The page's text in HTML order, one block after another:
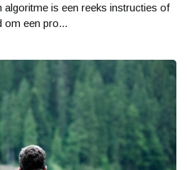
algoritme is een reeks instructies of
om een pro...